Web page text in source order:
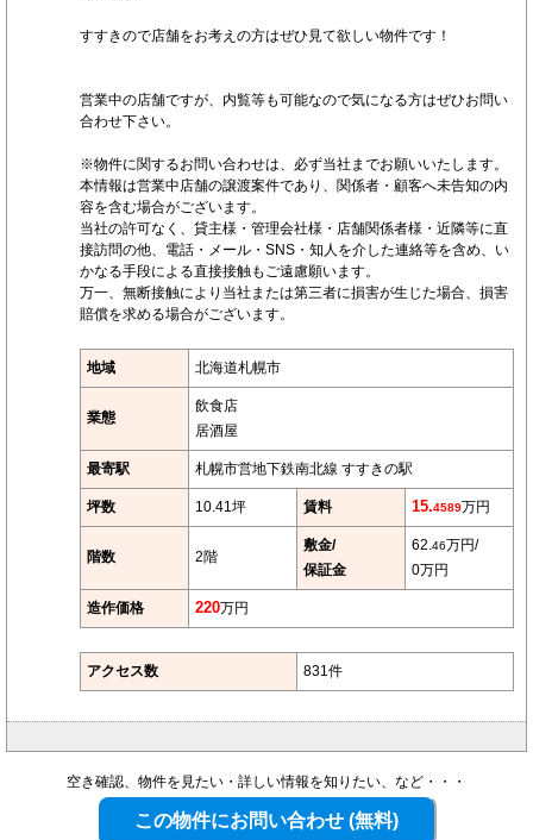
すすきので店舗をお考えの方はぜひ見て欲しい物件です！
営業中の店舗ですが、内覧等も可能なので気になる方はぜひお問い
合わせ下さい。
※物件に関するお問い合わせは、必ず当社までお願いいたします。
本情報は営業中店舗の譲渡案件であり、関係者・顧客へ未告知の内
容を含む場合がございます。
当社の許可なく、貸主様・管理会社様・店舗関係者様・近隣等に直
接訪問の他、電話・メール・SNS・知人を介した連絡等を含め、い
かなる手段による直接接触もご遠慮願います。
万一、無断接触により当社または第三者に損害が生じた場合、損害
賠償を求める場合がございます。
地域 北海道札幌市
業態
飲食店
居酒屋
最寄駅 札幌市営地下鉄南北線 すすきの駅
坪数 10.41坪 賃料 15.4589万円
階数 2階
敷金/
保証金
62.46万円/
0万円
造作価格 220万円
アクセス数 831件
空き確認、物件を見たい・詳しい情報を知りたい、など・・・